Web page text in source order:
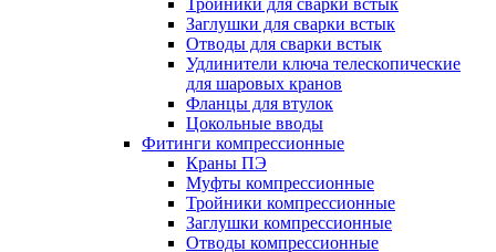
Тройники для сварки встык
Заглушки для сварки встык
Отводы для сварки встык
Удлинители ключа телескопические
для шаровых кранов
Фланцы для втулок
Цокольные вводы
Фитинги компрессионные
Краны ПЭ
Муфты компрессионные
Тройники компрессионные
Заглушки компрессионные
Отводы компрессионные